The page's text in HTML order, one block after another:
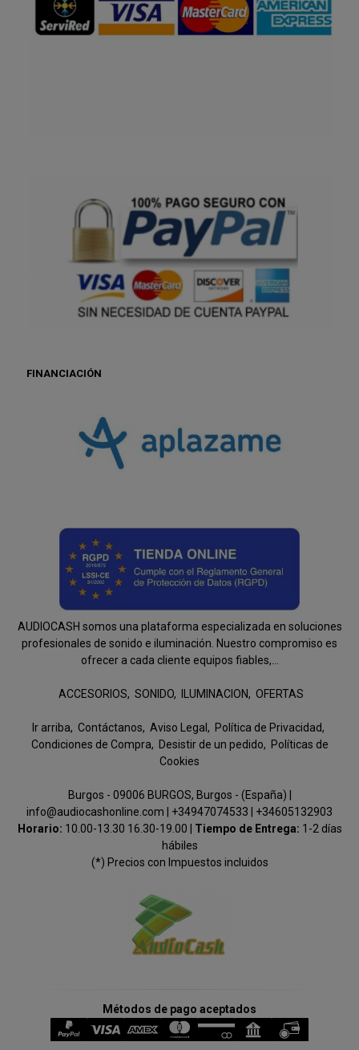
FINANCIACIÓN
AUDIOCASH somos una plataforma especializada en soluciones
profesionales de sonido e iluminación. Nuestro compromiso es
ofrecer a cada cliente equipos fiables,...
ACCESORIOS SONIDO ILUMINACION OFERTAS
Ir arriba Contáctanos Aviso Legal
Política de Privacidad
Condiciones de Compra
Desistir de un pedido
Políticas de
Cookies
Burgos - 09006 BURGOS, Burgos - (España) |
info@audiocashonline.com | +34947074533
+34605132903
Horario: 10.00-13.30 16.30-19.00 | Tiempo de Entrega: 1-2 días
hábiles
(*) Precios con Impuestos incluidos
Métodos de pago aceptados